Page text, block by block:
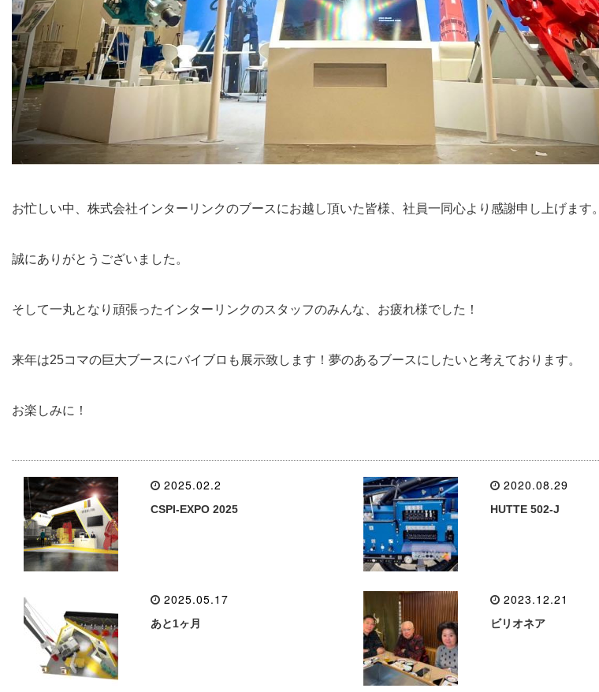
お忙しい中、株式会社インターリンクのブースにお越し頂いた皆様、社員一同心より感謝申し上げます。
誠にありがとうございました。
そして一丸となり頑張ったインターリンクのスタッフのみんな、お疲れ様でした！
来年は25コマの巨大ブースにバイブロも展示致します！夢のあるブースにしたいと考えております。
お楽しみに！
2025.02.2
CSPI-EXPO 2025
2020.08.29
HUTTE 502-J
2025.05.17
あと1ヶ月
2023.12.21
ビリオネア